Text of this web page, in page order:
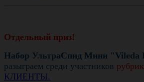
Отдельный приз!
Набор УльтраСпид Мини "Vileda
разыграем среди участников
КЛИЕНТЫ.